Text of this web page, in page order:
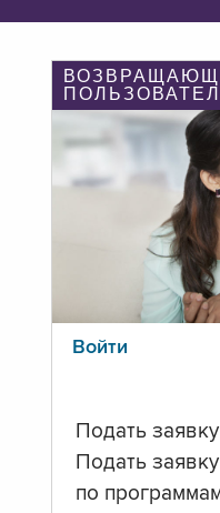
Войти
Подать
Подать
по